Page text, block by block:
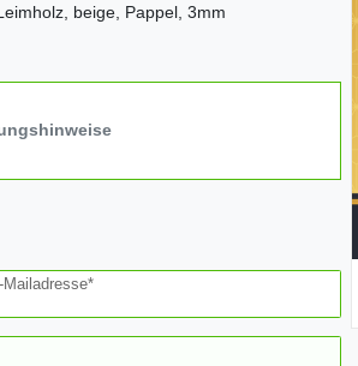
beige, Pappel, 3mm
Mailadresse*